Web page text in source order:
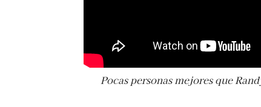
Pocas personas mejores que